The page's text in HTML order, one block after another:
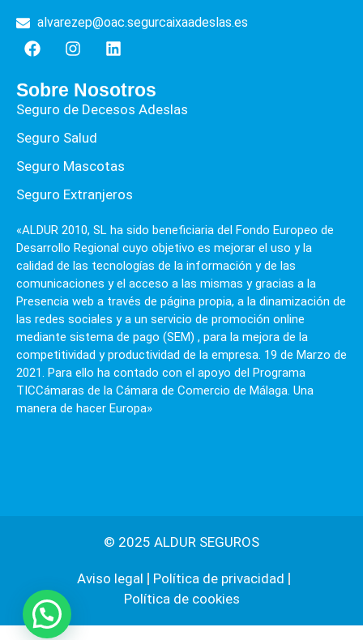
alvarezep@oac.segurcaixaadeslas.es
Sobre Nosotros
Seguro de Decesos Adeslas
Seguro Salud
Seguro Mascotas
Seguro Extranjeros
«ALDUR 2010, SL ha sido beneficiaria del Fondo Europeo de
Desarrollo Regional cuyo objetivo es mejorar el uso y la
calidad de las tecnologías de la información y de las
comunicaciones y el acceso a las mismas y gracias a la
Presencia web a través de página propia, a la dinamización de
las redes sociales y a un servicio de promoción online
mediante sistema de pago (SEM) , para la mejora de la
competitividad y productividad de la empresa. 19 de Marzo de
2021. Para ello ha contado con el apoyo del Programa
TICCámaras de la Cámara de Comercio de Málaga. Una
manera de hacer Europa»
© 2025 ALDUR SEGUROS
Aviso legal
Política de privacidad
Política de cookies